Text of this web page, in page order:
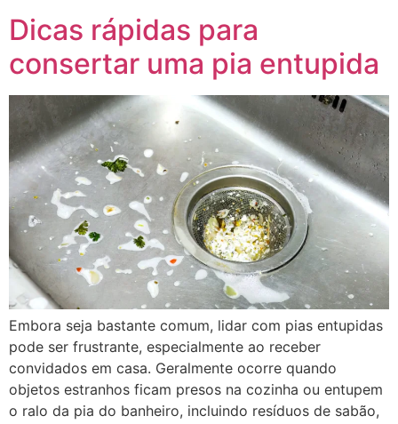
Dicas rápidas para
consertar uma pia entupida
Embora seja bastante comum, lidar com pias entupidas
pode ser frustrante, especialmente ao receber
convidados em casa. Geralmente ocorre quando
objetos estranhos ficam presos na cozinha ou entupem
o ralo da pia do banheiro, incluindo resíduos de sabão,